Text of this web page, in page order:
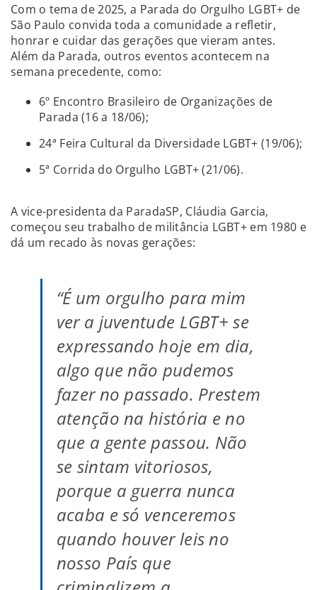
Com o tema de 2025, a Parada do Orgulho LGBT+ de
São Paulo convida toda a comunidade a refletir,
honrar e cuidar das gerações que vieram antes.
Além da Parada, outros eventos acontecem na
semana precedente, como:
6º Encontro Brasileiro de Organizações de
Parada (16 a 18/06);
24ª Feira Cultural da Diversidade LGBT+ (19/06);
5ª Corrida do Orgulho LGBT+ (21/06).
A vice-presidenta da ParadaSP, Cláudia Garcia,
começou seu trabalho de militância LGBT+ em 1980 e
dá um recado às novas gerações:
“É um orgulho para mim
ver a juventude LGBT+ se
expressando hoje em dia,
algo que não pudemos
fazer no passado. Prestem
atenção na história e no
que a gente passou. Não
se sintam vitoriosos,
porque a guerra nunca
acaba e só venceremos
quando houver leis no
nosso País que